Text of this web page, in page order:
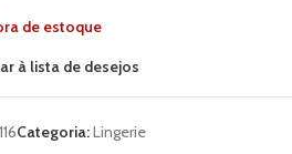
de estoque
à lista de desejos
Categoria:Lingerie